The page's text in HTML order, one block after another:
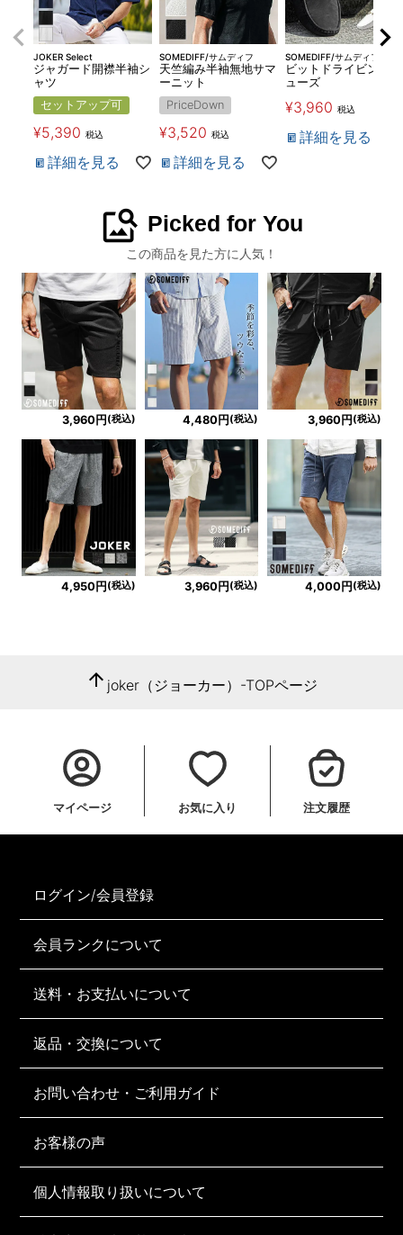
JOKER Select
ジャガード開襟半袖シ
ャツ
セットアップ可
¥5,390 税込
詳細を見る
SOMEDIFF/サムディフ
天竺編み半袖無地サマ
ーニット
PriceDown
¥3,520 税込
詳細を見る
SOMEDIFF/サムディフ
ビットドライビングシ
ューズ
¥3,960 税込
詳細を見る
image_search Picked for You
この商品を見た方に人気！
3,960円 (税込) 4,480円 (税込) 3,960円 (税込)
4,950円 (税込) 3,960円 (税込) 4,000円 (税込)
arrow_upward joker（ジョーカー）-TOPページ
マイページ お気に入り 注文履歴
ログイン/会員登録
会員ランクについて
送料・お支払いについて
返品・交換について
お問い合わせ・ご利用ガイド
お客様の声
個人情報取り扱いについて